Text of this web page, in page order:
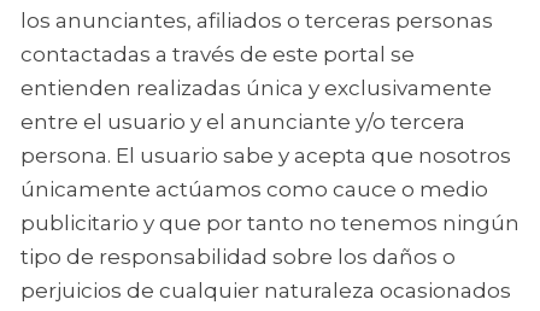
los anunciantes, afiliados o terceras personas
contactadas a través de este portal se
entienden realizadas única y exclusivamente
entre el usuario y el anunciante y/o tercera
persona. El usuario sabe y acepta que nosotros
únicamente actúamos como cauce o medio
publicitario y que por tanto no tenemos ningún
tipo de responsabilidad sobre los daños o
perjuicios de cualquier naturaleza ocasionados